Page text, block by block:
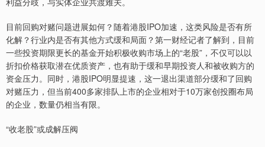
目前回购对赌问题进展如何？随着港股IPO加速，这类风险是否有所
化解？行业内是否有其他方式缓和局面？第一财经记者了解到，目前
一些投资期限更长的基金开始积极收购市场上的“老股”，不仅可以以
折扣价格获取潜在优质资产，也有助于缓和早期投资人和被收购方的
资金压力。同时，港股IPO明显提速，这一退出渠道部分缓和了回购
对赌压力，但当前400多家排队上市的企业相对于10万家创投圈布局
的企业，数量仍相当有限。
“收老股”或成解压阀